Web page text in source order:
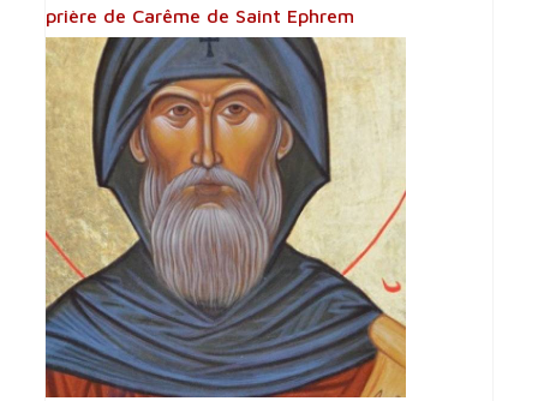
prière de Carême de Saint Ephrem